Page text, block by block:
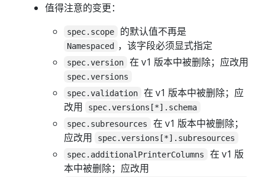
值得注意的变更：
spec.scope 的默认值不再是
Namespaced ，该字段必须显式指定
spec.version 在 v1 版本中被删除；应改用
spec.versions
spec.validation
在 v1 版本中被删除；应
改用
spec.versions[*].schema
spec.subresources
在 v1 版本中被删除；
应改用
spec.versions[*].subresources
spec.additionalPrinterColumns
在 v1 版
本中被删除；应改用